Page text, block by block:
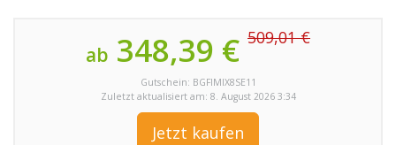
ab 348,39 € 509,01 €
Gutschein: BGFIMIX8SE11
Zuletzt aktualisiert am: 8. August 2026 3:34
Jetzt kaufen